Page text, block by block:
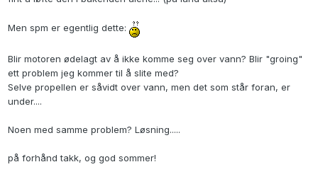
Men spm er egentlig dette:
Blir motoren ødelagt av å ikke komme seg over vann? Blir "groing"
ett problem jeg kommer til å slite med?
Selve propellen er såvidt over vann, men det som står foran, er
under....
Noen med samme problem? Løsning.....
på forhånd takk, og god sommer!